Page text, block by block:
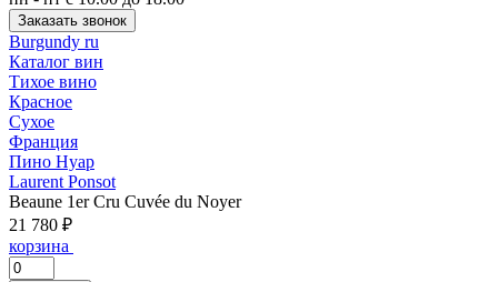
Заказать звонок
Burgundy ru
Каталог вин
Тихое вино
Красное
Сухое
Франция
Пино Нуар
Laurent Ponsot
Beaune 1er Cru Cuvée du Noyer
21 780 ₽
корзина